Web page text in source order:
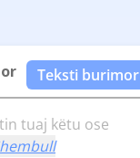
Teksti burimor
tuaj këtu ose